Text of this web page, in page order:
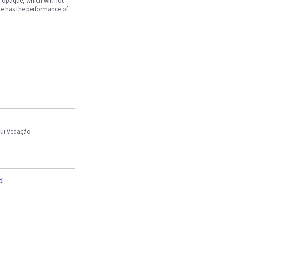
has the performance of
Vedação